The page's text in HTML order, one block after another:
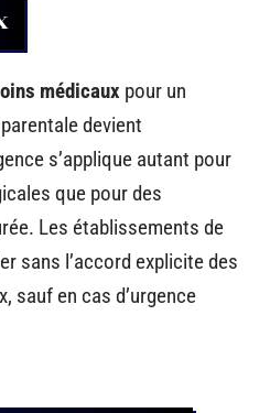
médicaux pour un
devient
s’applique autant pour
que pour des
Les établissements de
sans l’accord explicite des
sauf en cas d’urgence